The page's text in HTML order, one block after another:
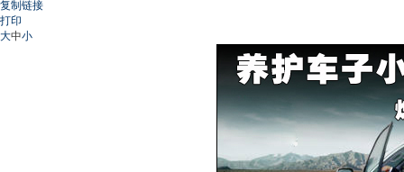
复制链接
打印
大中小